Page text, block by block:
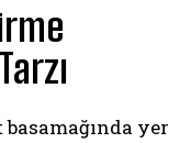
yer